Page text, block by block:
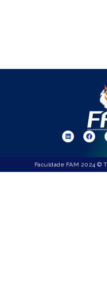
Faculdade FAM 2024 ©